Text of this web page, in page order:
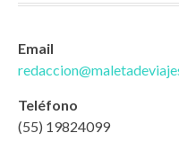
Email
Teléfono
(55) 19824099